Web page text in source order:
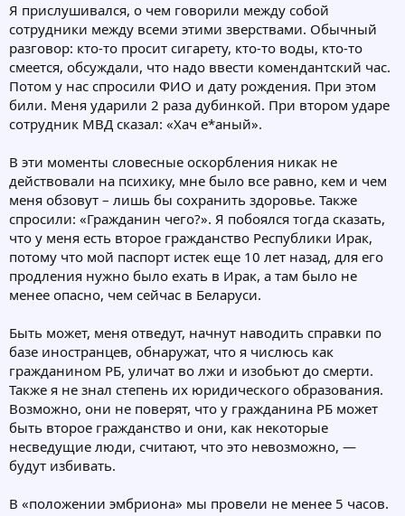
Я прислушивался, о чем говорили между собой
сотрудники между всеми этими зверствами. Обычный
разговор: кто-то просит сигарету, кто-то воды, кто-то
смеется, обсуждали, что надо ввести комендантский час.
Потом у нас спросили ФИО и дату рождения. При этом
били. Меня ударили 2 раза дубинкой. При втором ударе
сотрудник МВД сказал: «Хач е*аный».
В эти моменты словесные оскорбления никак не
действовали на психику, мне было все равно, кем и чем
меня обзовут – лишь бы сохранить здоровье. Также
спросили: «Гражданин чего?». Я побоялся тогда сказать,
что у меня есть второе гражданство Республики Ирак,
потому что мой паспорт истек еще 10 лет назад, для его
продления нужно было ехать в Ирак, а там было не
менее опасно, чем сейчас в Беларуси.
Быть может, меня отведут, начнут наводить справки по
базе иностранцев, обнаружат, что я числюсь как
гражданином РБ, уличат во лжи и изобьют до смерти.
Также я не знал степень их юридического образования.
Возможно, они не поверят, что у гражданина РБ может
быть второе гражданство и они, как некоторые
несведущие люди, считают, что это невозможно, —
будут избивать.
В «положении эмбриона» мы провели не менее 5 часов.